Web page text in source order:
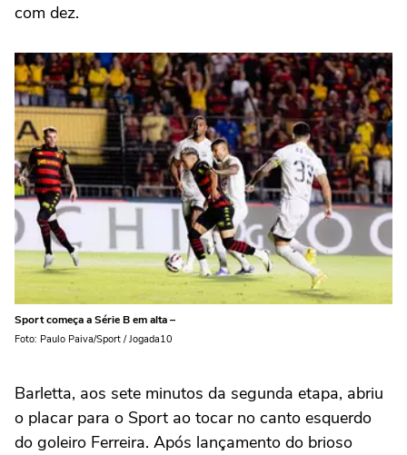
com dez.
Sport começa a Série B em alta –
Foto: Paulo Paiva/Sport / Jogada10
Barletta, aos sete minutos da segunda etapa, abriu
o placar para o Sport ao tocar no canto esquerdo
do goleiro Ferreira. Após lançamento do brioso